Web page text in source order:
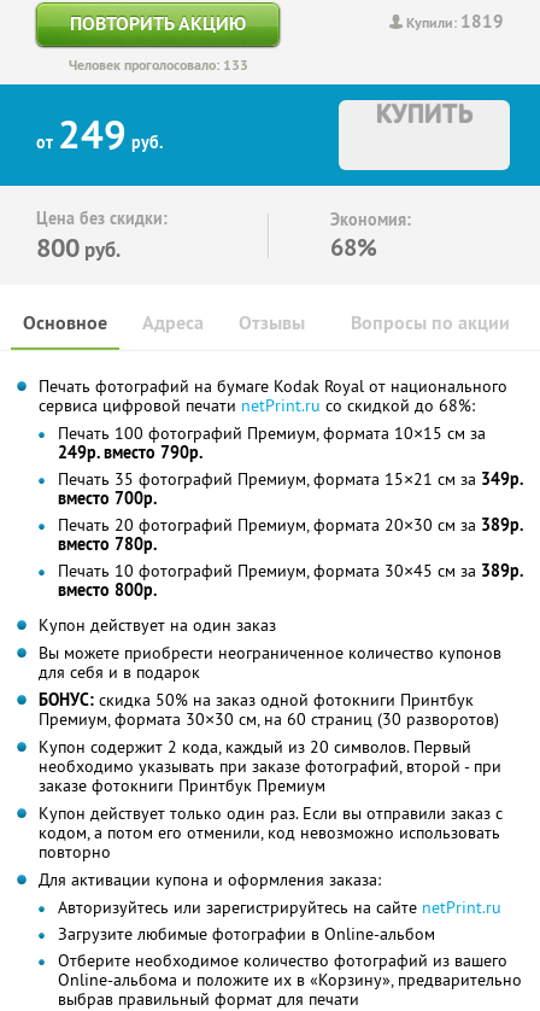
Купили: 1819
ПОВТОРИТЬ АКЦИЮ
Человек проголосовало: 133
от 249 руб.
КУПИТЬ
Цена без скидки:
800 руб.
Экономия:
68%
Основное Отзывы Вопросы по акции
Адреса
Печать фотографий на бумаге Kodak Royal от национального
сервиса цифровой печати netPrint.ru со скидкой до 68%:
Печать 100 фотографий Премиум, формата 10×15 см за
249р. вместо 790р.
Печать 35 фотографий Премиум, формата 15×21 см за 349р.
вместо 700р.
Печать 20 фотографий Премиум, формата 20×30 см за 389р.
вместо 780р.
Печать 10 фотографий Премиум, формата 30×45 см за 389р.
вместо 800р.
Купон действует на один заказ
Вы можете приобрести неограниченное количество купонов
для себя и в подарок
БОНУС: скидка 50% на заказ одной фотокниги Принтбук
Премиум, формата 30×30 см, на 60 страниц (30 разворотов)
Купон содержит 2 кода, каждый из 20 символов. Первый
необходимо указывать при заказе фотографий, второй - при
заказе фотокниги Принтбук Премиум
Купон действует только один раз. Если вы отправили заказ с
кодом, а потом его отменили, код невозможно использовать
повторно
Для активации купона и оформления заказа:
Авторизуйтесь или зарегистрируйтесь на сайте netPrint.ru
Загрузите любимые фотографии в Online-альбом
Отберите необходимое количество фотографий из вашего
Online-альбома и положите их в «Корзину», предварительно
выбрав правильный формат для печати